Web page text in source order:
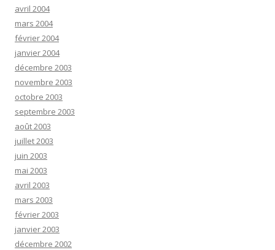
avril 2004
mars 2004
février 2004
janvier 2004
décembre 2003
novembre 2003
octobre 2003
septembre 2003
août 2003
juillet 2003
juin 2003
mai 2003
avril 2003
mars 2003
février 2003
janvier 2003
décembre 2002